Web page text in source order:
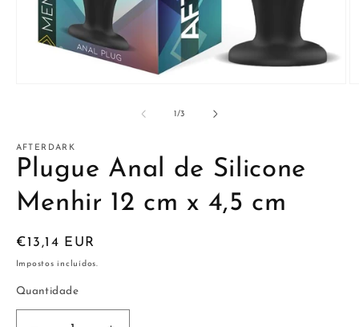
modal
1/de
3
AFTERDARK
Plugue Anal de Silicone
Menhir 12 cm x 4,5 cm
Preço
normal
€13,14 EUR
Impostos incluídos.
Quantidade